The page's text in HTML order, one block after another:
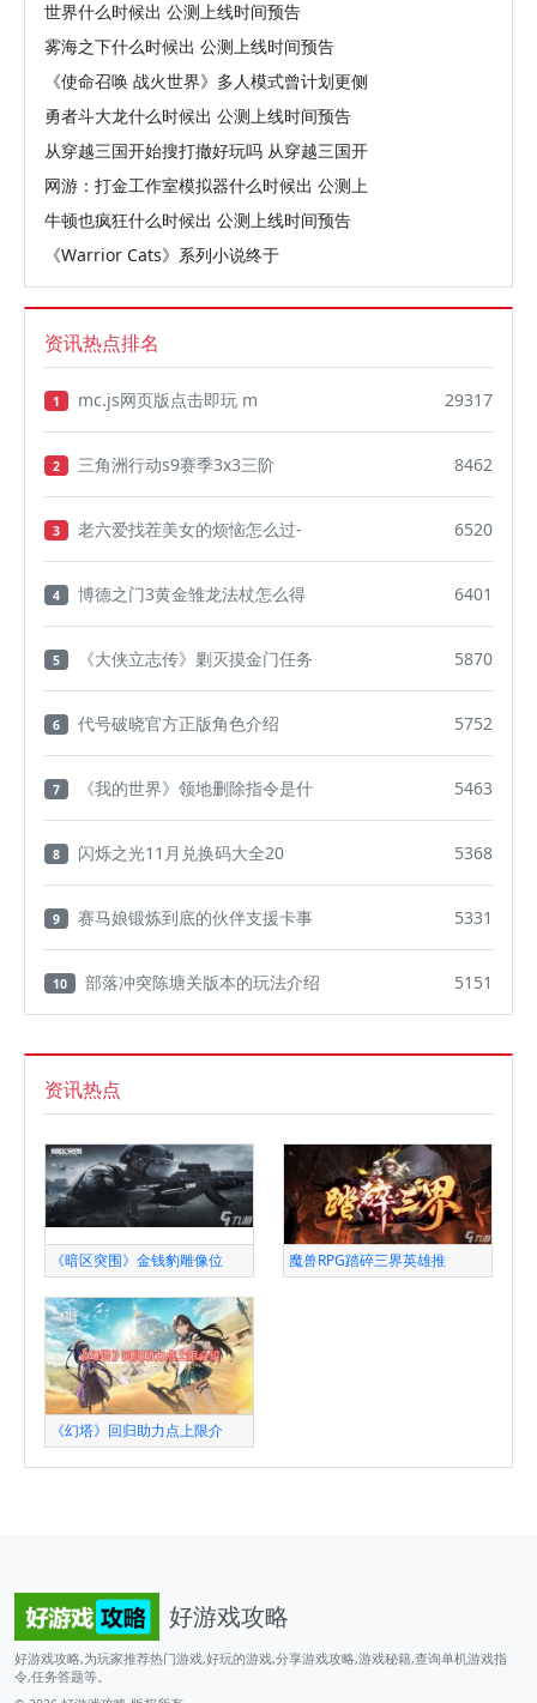
世界什么时候出 公测上线时间预告
雾海之下什么时候出 公测上线时间预告
《使命召唤 战火世界》多人模式曾计划更侧
勇者斗大龙什么时候出 公测上线时间预告
从穿越三国开始搜打撤好玩吗 从穿越三国开
网游：打金工作室模拟器什么时候出 公测上
牛顿也疯狂什么时候出 公测上线时间预告
《Warrior Cats》系列小说终于
资讯热点排名
1 mc.js网页版点击即玩 m 29317
2 三角洲行动s9赛季3x3三阶 8462
3 老六爱找茬美女的烦恼怎么过- 6520
4 博德之门3黄金雏龙法杖怎么得 6401
5 《大侠立志传》剿灭摸金门任务 5870
6 代号破晓官方正版角色介绍 5752
7 《我的世界》领地删除指令是什 5463
8 闪烁之光11月兑换码大全20 5368
9 赛马娘锻炼到底的伙伴支援卡事 5331
10 部落冲突陈塘关版本的玩法介绍 5151
资讯热点
《暗区突围》金钱豹雕像位 魔兽RPG踏碎三界英雄推
《幻塔》回归助力点上限介
好游戏攻略
好游戏攻略,为玩家推荐热门游戏,好玩的游戏,分享游戏攻略,游戏秘籍,查询单机游戏指
令,任务答题等。